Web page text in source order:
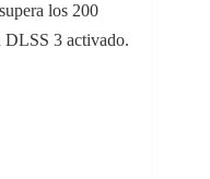
los 200
3 activado.